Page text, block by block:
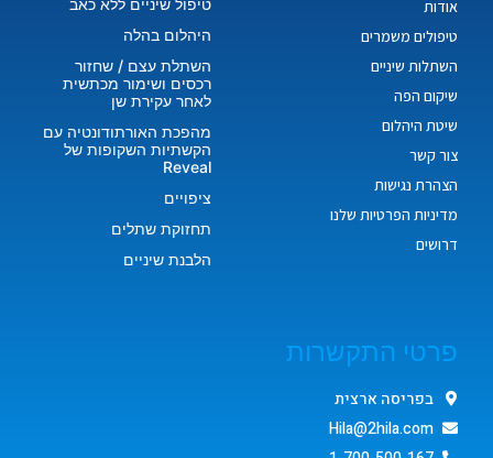
אודות
טיפולים משמרים
השתלות שיניים
שיקום הפה
שיטת היהלום
צור קשר
הצהרת נגישות
מדיניות הפרטיות שלנו
דרושים
טיפול שיניים ללא כאב
היהלום בהלה
השתלת עצם / שחזור
רכסים ושימור מכתשית
לאחר עקירת שן
מהפכת האורתודונטיה עם
הקשתיות השקופות של
Reveal
ציפויים
תחזוקת שתלים
הלבנת שיניים
פרטי התקשרות
בפריסה ארצית
Hila@2hila.com